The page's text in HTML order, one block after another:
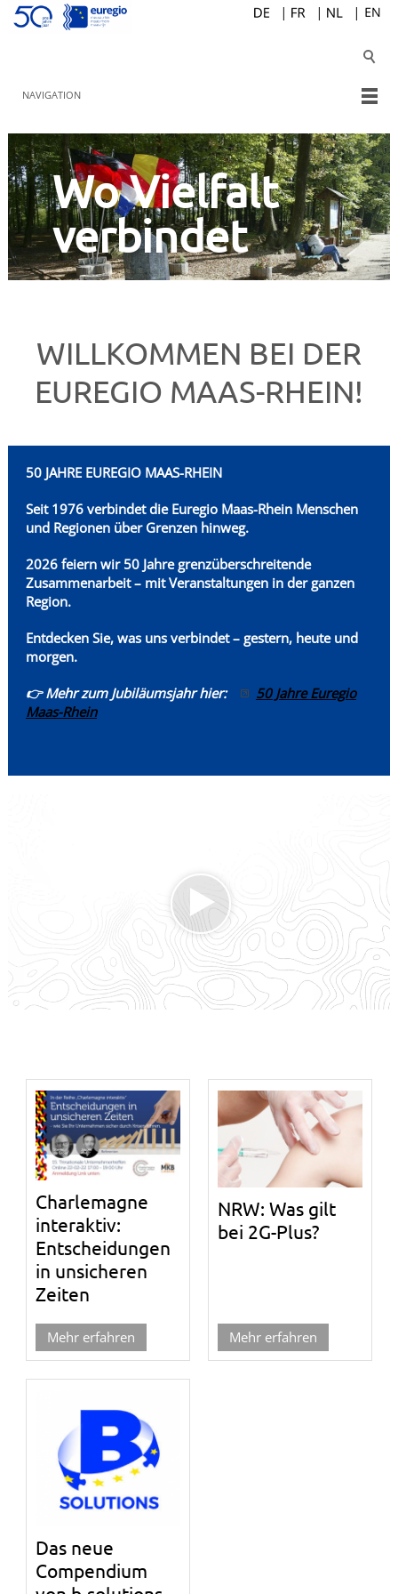
NAVIGATION
Wo Vielfalt
verbindet
WILLKOMMEN BEI DER
EUREGIO MAAS-RHEIN!
50 JAHRE EUREGIO MAAS-RHEIN
Seit 1976 verbindet die Euregio Maas-Rhein Menschen
und Regionen über Grenzen hinweg.
2026 feiern wir 50 Jahre grenzüberschreitende
Zusammenarbeit – mit Veranstaltungen in der ganzen
Region.
Entdecken Sie, was uns verbindet – gestern, heute und
morgen.
👉 Mehr zum Jubiläumsjahr hier:
50 Jahre Euregio
Maas-Rhein
Charlemagne
interaktiv:
Entscheidungen
in unsicheren
Zeiten
Mehr erfahren
NRW: Was gilt
bei 2G-Plus?
Mehr erfahren
Das neue
Compendium